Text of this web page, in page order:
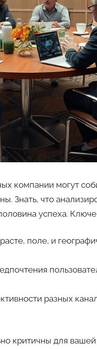
компании могут
Знать, что
успеха.
поле, и
разных
критичны для вашей